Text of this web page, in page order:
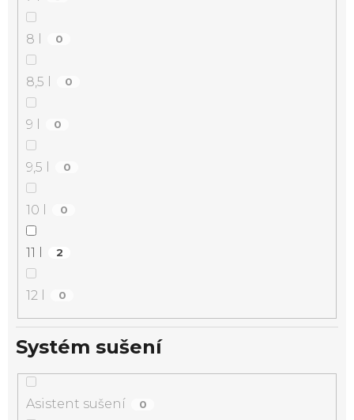
8 l 0
8,5 l 0
9 l 0
9,5 l 0
10 l 0
11 l 2
12 l 0
Systém sušení
Asistent sušení 0